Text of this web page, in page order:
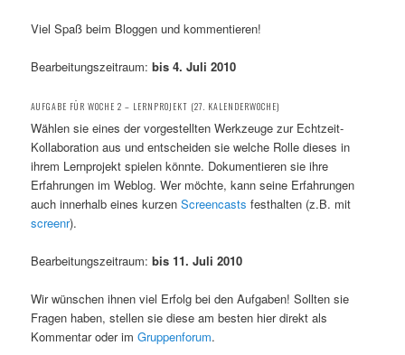
Viel Spaß beim Bloggen und kommentieren!
Bearbeitungszeitraum:bis 4. Juli 2010
AUFGABE FÜR WOCHE 2 – LERNPROJEKT (27. KALENDERWOCHE)
Wählen sie eines der vorgestellten Werkzeuge zur Echtzeit-
Kollaboration aus und entscheiden sie welche Rolle dieses in
ihrem Lernprojekt spielen könnte. Dokumentieren sie ihre
Erfahrungen im Weblog. Wer möchte, kann seine Erfahrungen
auch innerhalb eines kurzenScreencasts festhalten (z.B. mit
screenr).
Bearbeitungszeitraum:bis 11. Juli 2010
Wir wünschen ihnen viel Erfolg bei den Aufgaben! Sollten sie
Fragen haben, stellen sie diese am besten hier direkt als
Kommentar oder imGruppenforum.